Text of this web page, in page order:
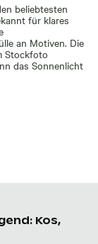
beliebtesten
für klares
an Motiven. Die
Stockfoto
das Sonnenlicht
Kos,